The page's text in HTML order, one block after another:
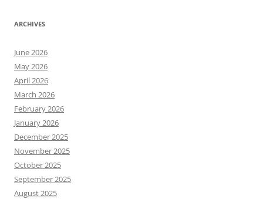
ARCHIVES
June 2026
May 2026
April 2026
March 2026
February 2026
January 2026
December 2025
November 2025
October 2025
September 2025
August 2025